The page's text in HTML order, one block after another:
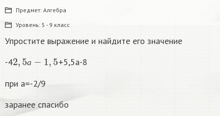
Предмет: Алгебра
Уровень: 5 - 9 класс
Упростите выражение и найдите его значение
-4
а
2 5а 5
+5,5а-8
при а=-2/9
заранее спасибо